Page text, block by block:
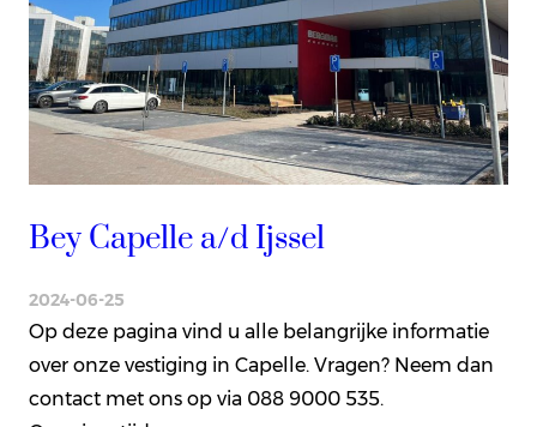
Bey Capelle a/d Ijssel
2024-06-25
Op deze pagina vind u alle belangrijke informatie
over onze vestiging in Capelle. Vragen? Neem dan
contact met ons op via 088 9000 535.